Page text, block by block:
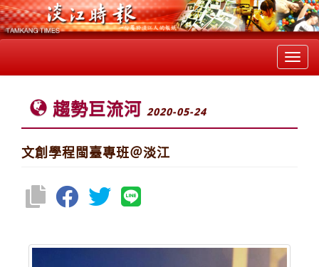
趨勢巨流河 2020-05-24
文創學程閩臺專班＠淡江